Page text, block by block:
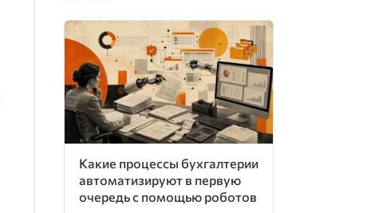
Какие процессы бухгалтерии
автоматизируют в первую
очередь с помощью роботов